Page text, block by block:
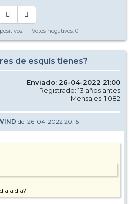
1 - Votos negativos: 0
de esquís tienes?
Enviado: 26-04-2022 21:00
Registrado: 13 años antes
Mensajes: 1.082
del 26-04-2022 20:15
a día?